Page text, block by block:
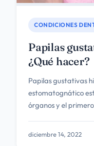
CONDICIONES
Papilas
¿Qué hacer?
Papilas gustativas
estomatognático
órganos y el
diciembre 14, 2022